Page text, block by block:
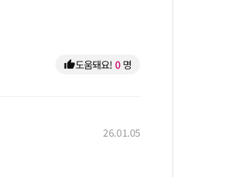
thumb_up도움돼요! 0 명
26.01.05